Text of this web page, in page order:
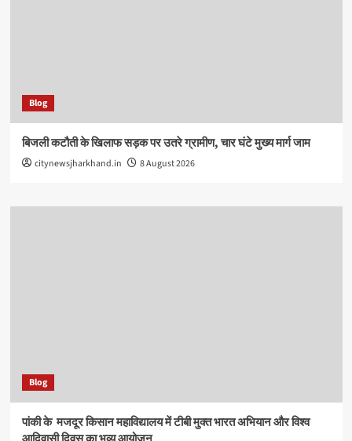
Blog
बिजली कटौती के खिलाफ सड़क पर उतरे ग्रामीण, चार घंटे मुख्य मार्ग जाम
citynewsjharkhand.in 8 August 2026
Blog
पांकी के ​ मजदूर किसान महाविद्यालय में टीबी मुक्त भारत अभियान और विश्व